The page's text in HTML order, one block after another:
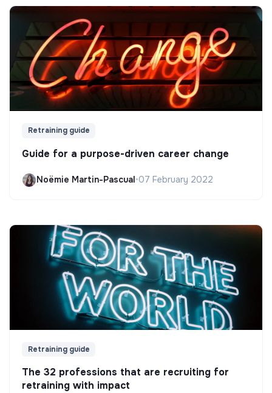
Retraining guide
Guide for a purpose-driven career change
Noëmie Martin-Pascual•07 February 2022
Retraining guide
The 32 professions that are recruiting for
retraining with impact